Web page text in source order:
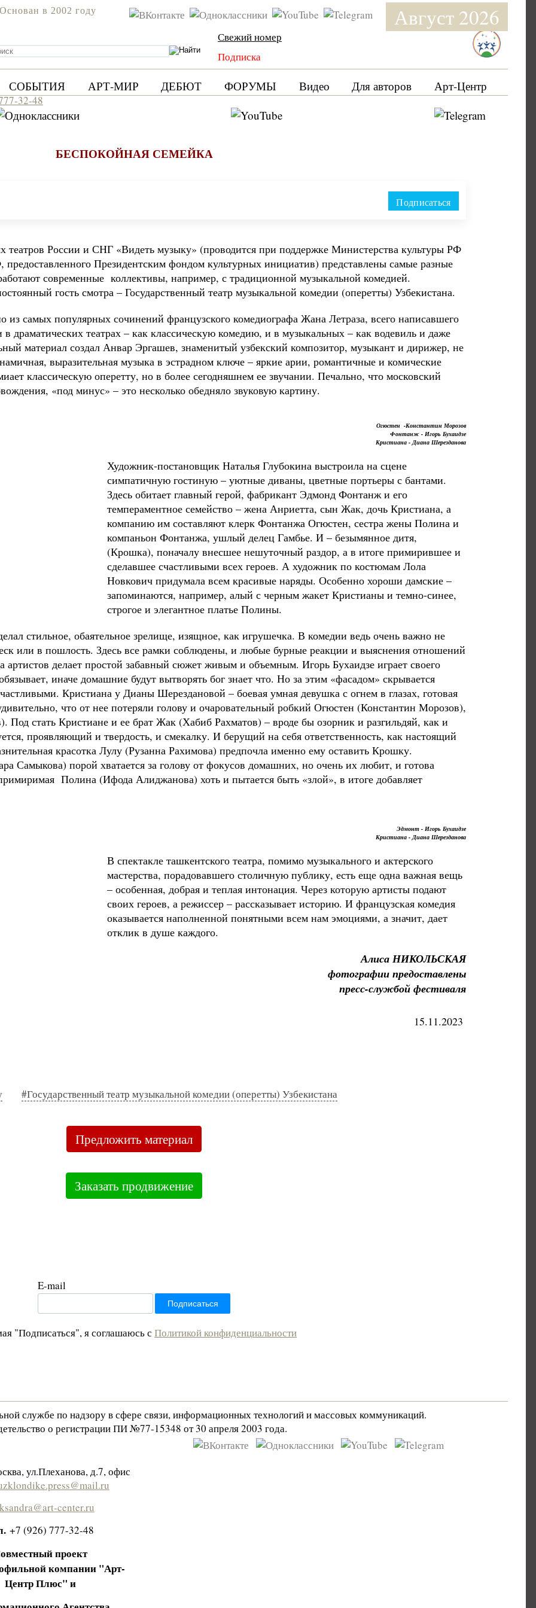
Август 2026
Основан в 2002 году
Свежий номер
Подписка
СОБЫТИЯ АРТ-МИР ДЕБЮТ ФОРУМЫ Видео Для авторов Арт-Центр
32-48
БЕСПОКОЙНАЯ СЕМЕЙКА
Подписаться
России и СНГ «Видеть музыку» (проводится при поддержке Министерства культуры РФ
предоставленного Президентским фондом культурных инициатив) представлены самые разные
современные коллективы, например, с традиционной музыкальной комедией.
гость смотра – Государственный театр музыкальной комедии (оперетты) Узбекистана.
самых популярных сочинений французского комедиографа Жана Летраза, всего написавшего
в драматических театрах – как классическую комедию, и в музыкальных – как водевиль и даже
материал создал Анвар Эргашев, знаменитый узбекский композитор, музыкант и дирижер, не
выразительная музыка в эстрадном ключе – яркие арии, романтичные и комические
классическую оперетту, но в более сегодняшнем ее звучании. Печально, что московский
«под минус» – это несколько обедняло звуковую картину.
Огюстен -Константин Морозов
Фонтанж - Игорь Бухаидзе
Кристиана - Диана Шерезданова
Художник-постановщик Наталья Глубокина выстроила на сцене
симпатичную гостиную – уютные диваны, цветные портьеры с бантами.
Здесь обитает главный герой, фабрикант Эдмонд Фонтанж и его
темпераментное семейство – жена Анриетта, сын Жак, дочь Кристиана, а
компанию им составляют клерк Фонтанжа Огюстен, сестра жены Полина и
компаньон Фонтанжа, ушлый делец Гамбье. И – безымянное дитя,
(Крошка), поначалу внесшее нешуточный раздор, а в итоге примирившее и
сделавшее счастливыми всех героев. А художник по костюмам Лола
Новкович придумала всем красивые наряды. Особенно хороши дамские –
запоминаются, например, алый с черным жакет Кристианы и темно-синее,
строгое и элегантное платье Полины.
стильное, обаятельное зрелище, изящное, как игрушечка. В комедии ведь очень важно не
или в пошлость. Здесь все рамки соблюдены, и любые бурные реакции и выяснения отношений
артистов делает простой забавный сюжет живым и объемным. Игорь Бухаидзе играет своего
иначе домашние будут вытворять бог знает что. Но за этим «фасадом» скрывается
Кристиана у Дианы Шерездановой – боевая умная девушка с огнем в глазах, готовая
что от нее потеряли голову и очаровательный робкий Огюстен (Константин Морозов),
стать Кристиане и ее брат Жак (Хабиб Рахматов) – вроде бы озорник и разгильдяй, как и
проявляющий и твердость, и смекалку. И берущий на себя ответственность, как настоящий
красотка Лулу (Рузанна Рахимова) предпочла именно ему оставить Крошку.
Самыкова) порой хватается за голову от фокусов домашних, но очень их любит, и готова
Полина (Ифода Алиджанова) хоть и пытается быть «злой», в итоге добавляет
Эдмонт - Игорь Бухаидзе
Кристиана - Диана Шерезданова
В спектакле ташкентского театра, помимо музыкального и актерского
мастерства, порадовавшего столичную публику, есть еще одна важная вещь
– особенная, добрая и теплая интонация. Через которую артисты подают
своих героев, а режиссер – рассказывает историю. И французская комедия
оказывается наполненной понятными всем нам эмоциями, а значит, дает
отклик в душе каждого.
Алиса НИКОЛЬСКАЯ
фотографии предоставлены
пресс-службой фестиваля
15.11.2023
#Государственный театр музыкальной комедии (оперетты) Узбекистана
Предложить материал
Заказать продвижение
E-mail
"Подписаться", я соглашаюсь с Политикой конфиденциальности
службе по надзору в сфере связи, информационных технологий и массовых коммуникаций.
о регистрации ПИ №77-15348 от 30 апреля 2003 года.
ул.Плеханова, д.7, офис
center.ru
+7 (926) 777-32-48
проект
компании "Арт-
Центр Плюс" и